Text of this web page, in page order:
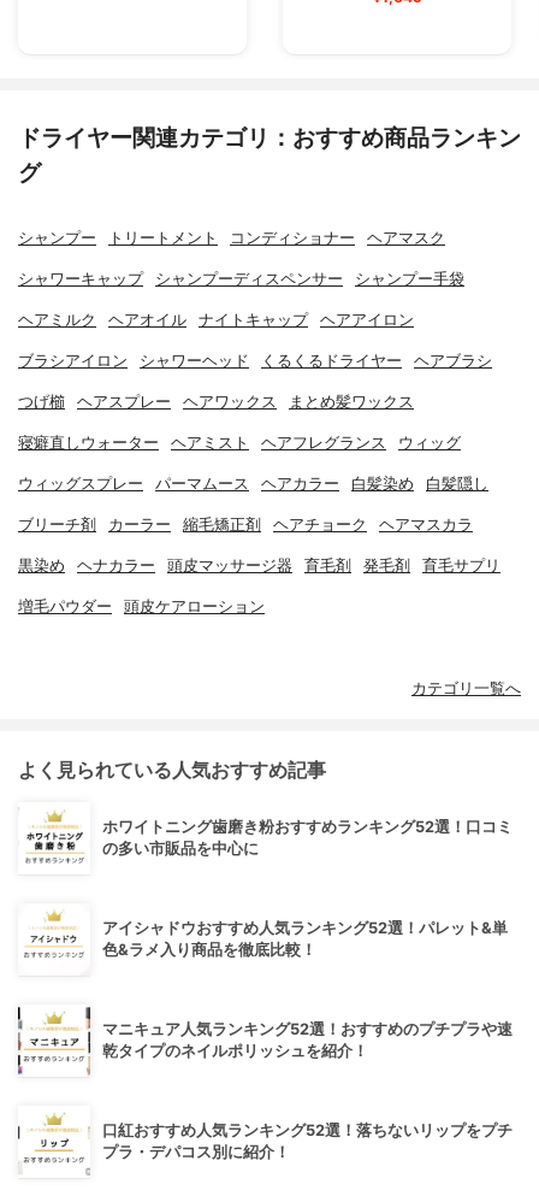
ドライヤー関連カテゴリ：おすすめ商品ランキン
グ
シャンプー トリートメント コンディショナー ヘアマスク
シャワーキャップ シャンプーディスペンサー シャンプー手袋
ヘアミルク ヘアオイル ナイトキャップ ヘアアイロン
ブラシアイロン シャワーヘッド くるくるドライヤー ヘアブラシ
つげ櫛 ヘアスプレー ヘアワックス まとめ髪ワックス
寝癖直しウォーター ヘアミスト ヘアフレグランス ウィッグ
ウィッグスプレー パーマムース ヘアカラー 白髪染め 白髪隠し
ブリーチ剤 カーラー 縮毛矯正剤 ヘアチョーク ヘアマスカラ
黒染め ヘナカラー 頭皮マッサージ器 育毛剤 発毛剤 育毛サプリ
増毛パウダー 頭皮ケアローション
カテゴリ一覧へ
よく見られている人気おすすめ記事
ホワイトニング歯磨き粉おすすめランキング52選！口コミ
の多い市販品を中心に
アイシャドウおすすめ人気ランキング52選！パレット&単
色&ラメ入り商品を徹底比較！
マニキュア人気ランキング52選！おすすめのプチプラや速
乾タイプのネイルポリッシュを紹介！
口紅おすすめ人気ランキング52選！落ちないリップをプチ
プラ・デパコス別に紹介！